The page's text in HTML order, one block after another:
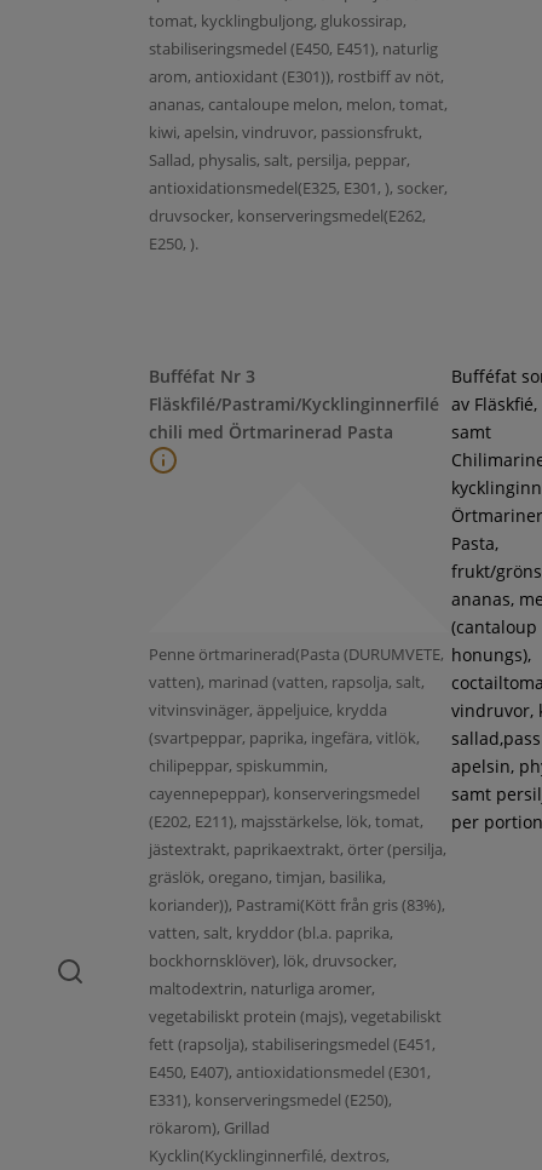
tomat, kycklingbuljong, glukossirap,
stabiliseringsmedel (E450, E451), naturlig
arom, antioxidant (E301)), rostbiff av nöt,
ananas, cantaloupe melon, melon, tomat,
kiwi, apelsin, vindruvor, passionsfrukt,
Sallad, physalis, salt, persilja, peppar,
antioxidationsmedel(E325, E301, ), socker,
druvsocker, konserveringsmedel(E262,
E250, ).
Bufféfat Nr 3
Fläskfilé/Pastrami/Kycklinginnerfilé
chili med Örtmarinerad Pasta
Penne örtmarinerad(Pasta (DURUMVETE,
vatten), marinad (vatten, rapsolja, salt,
vitvinsvinäger, äppeljuice, krydda
(svartpeppar, paprika, ingefära, vitlök,
chilipeppar, spiskummin,
cayennepeppar), konserveringsmedel
(E202, E211), majsstärkelse, lök, tomat,
jästextrakt, paprikaextrakt, örter (persilja,
gräslök, oregano, timjan, basilika,
koriander)), Pastrami(Kött från gris (83%),
vatten, salt, kryddor (bl.a. paprika,
bockhornsklöver), lök, druvsocker,
maltodextrin, naturliga aromer,
vegetabiliskt protein (majs), vegetabiliskt
fett (rapsolja), stabiliseringsmedel (E451,
E450, E407), antioxidationsmedel (E301,
E331), konserveringsmedel (E250),
rökarom), Grillad
Kycklin(Kycklinginnerfilé, dextros,
Bufféfat
av
samt
Pasta,
frukt/
ananas,
(cantaloup
honungs),
vindruvor,
apelsin,
samt
per